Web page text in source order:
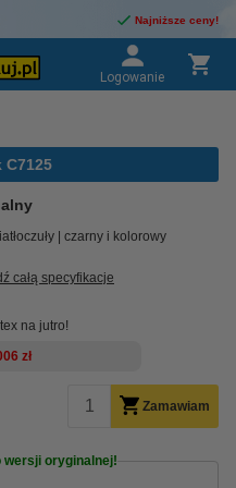
Najniższe ceny!
Logowanie
C7125
czarny i kolorowy
całą specyfikacje
na jutro!
zł
Zamawiam
wersji oryginalnej!